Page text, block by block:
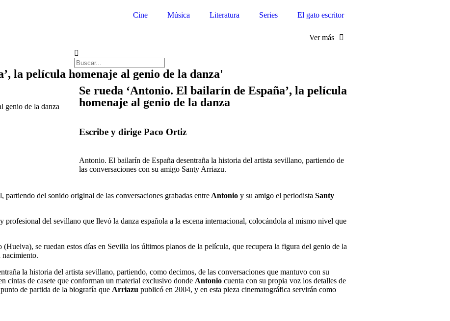
Cine Música Literatura Series El gato escritor
Ver más
la película homenaje al genio de la danza'
Se rueda ‘Antonio. El bailarín de España’, la película
homenaje al genio de la danza
Escribe y dirige Paco Ortiz
Antonio. El bailarín de España desentraña la historia del artista sevillano, partiendo de
las conversaciones con su amigo Santy Arriazu.
partiendo del sonido original de las conversaciones grabadas entre Antonio y su amigo el periodista Santy
profesional del sevillano que llevó la danza española a la escena internacional, colocándola al mismo nivel que
se ruedan estos días en Sevilla los últimos planos de la película, que recupera la figura del genio de la
nacimiento.
la historia del artista sevillano, partiendo, como decimos, de las conversaciones que mantuvo con su
cintas de casete que conforman un material exclusivo donde Antonio cuenta con su propia voz los detalles de
de partida de la biografía que Arriazu publicó en 2004, y en esta pieza cinematográfica servirán como